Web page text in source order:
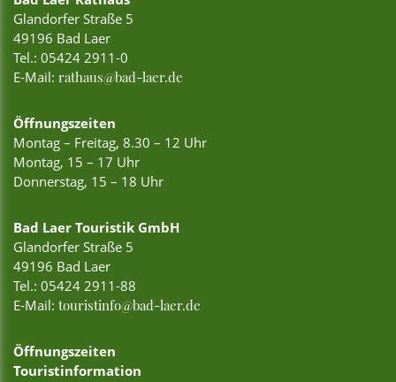
Glandorfer Straße 5
49196 Bad Laer
Tel.: 05424 2911-0
E-Mail: rathaus@bad-laer.de
Öffnungszeiten
Montag – Freitag, 8.30 – 12 Uhr
Montag, 15 – 17 Uhr
Donnerstag, 15 – 18 Uhr
Bad Laer Touristik GmbH
Glandorfer Straße 5
49196 Bad Laer
Tel.: 05424 2911-88
E-Mail: touristinfo@bad-laer.de
Öffnungszeiten
Touristinformation